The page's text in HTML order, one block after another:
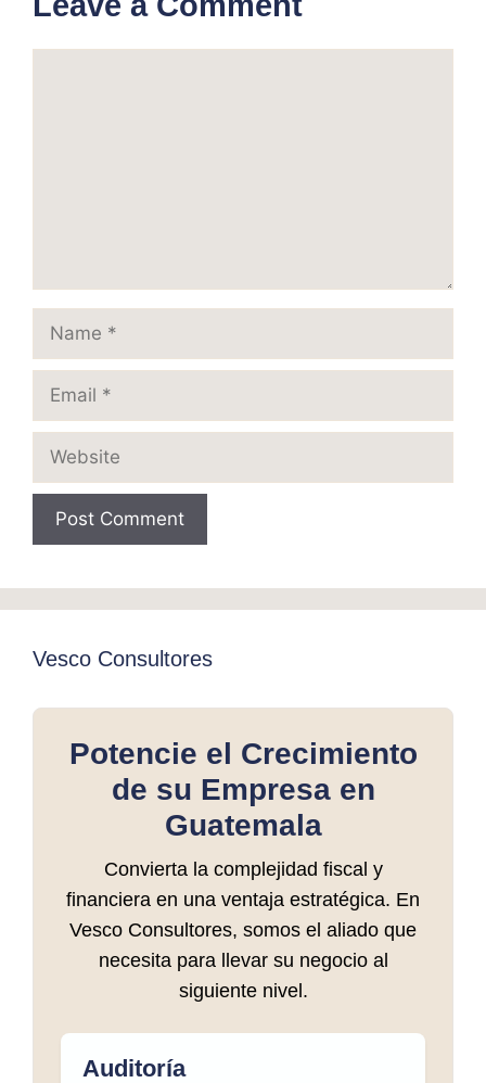
Vesco Consultores
Potencie el Crecimiento
de su Empresa en
Guatemala
Convierta la complejidad fiscal y
financiera en una ventaja estratégica. En
Vesco Consultores, somos el aliado que
necesita para llevar su negocio al
siguiente nivel.
Auditoría